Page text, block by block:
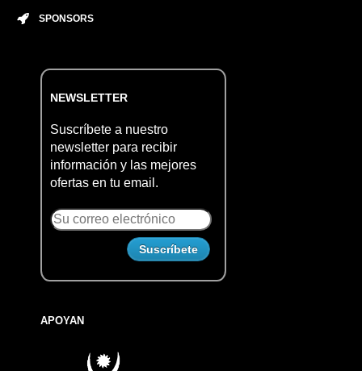
SPONSORS
NEWSLETTER
Suscríbete a nuestro
newsletter para recibir
información y las mejores
ofertas en tu email.
APOYAN